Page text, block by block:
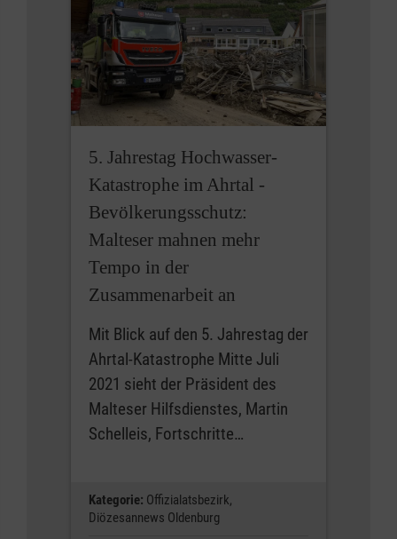
5. Jahrestag Hochwasser-
Katastrophe im Ahrtal -
Bevölkerungsschutz:
Malteser mahnen mehr
Tempo in der
Zusammenarbeit an
Mit Blick auf den 5. Jahrestag der
Ahrtal-Katastrophe Mitte Juli
2021 sieht der Präsident des
Malteser Hilfsdienstes, Martin
Schelleis, Fortschritte…
Kategorie: Offizialatsbezirk,
Diözesannews Oldenburg